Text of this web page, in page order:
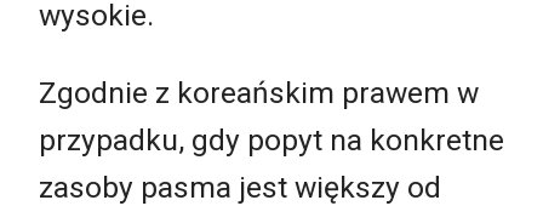
wysokie.
Zgodnie z koreańskim prawem w
przypadku, gdy popyt na konkretne
zasoby pasma jest większy od